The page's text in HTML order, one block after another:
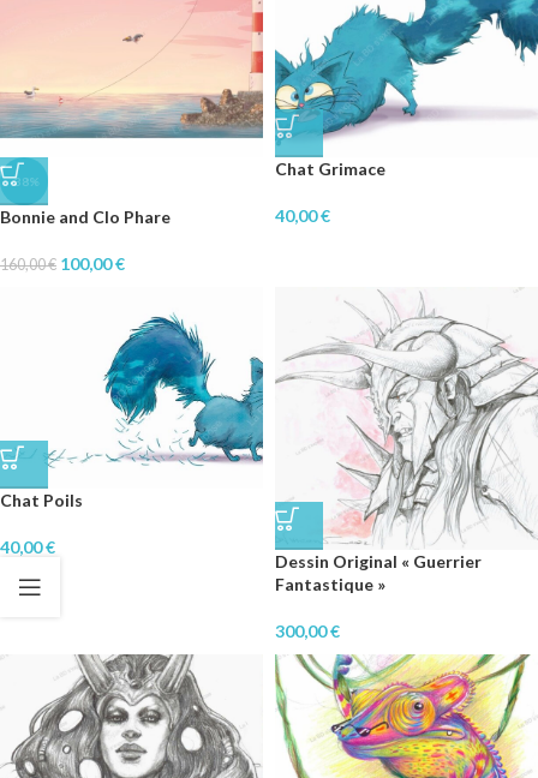
-38%
Bonnie and Clo Phare
160,00€ 100,00€
Chat Grimace
40,00€
Chat Poils
40,00€
Dessin Original « Guerrier
Fantastique »
300,00€